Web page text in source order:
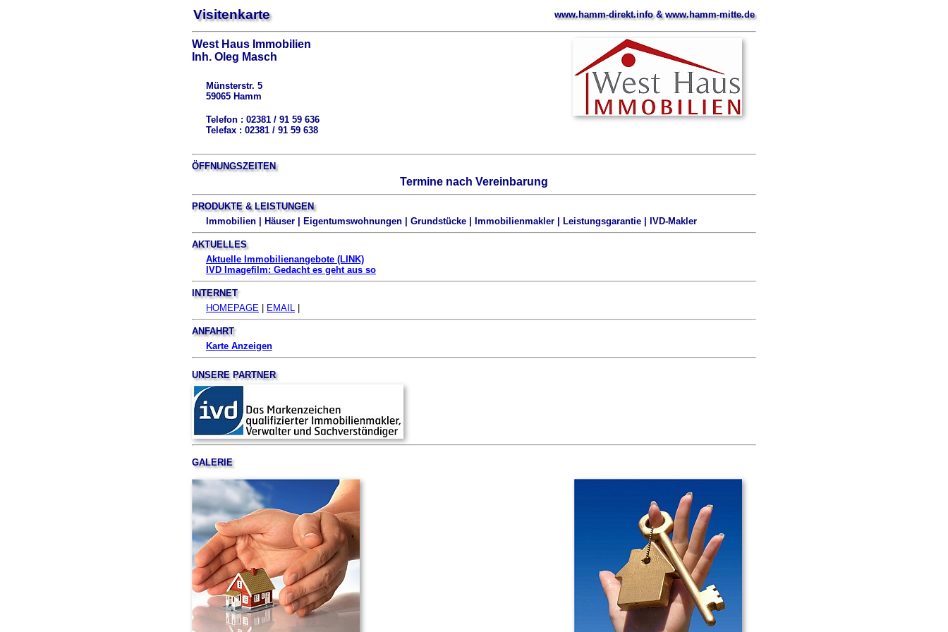
Visitenkarte www.hamm-direkt.info & www.hamm-mitte.de
West Haus Immobilien
Inh. Oleg Masch
Münsterstr. 5
59065 Hamm
Telefon : 02381 / 91 59 636
Telefax : 02381 / 91 59 638
ÖFFNUNGSZEITEN
Termine nach Vereinbarung
PRODUKTE & LEISTUNGEN
Immobilien | Häuser | Eigentumswohnungen | Grundstücke | Immobilienmakler | Leistungsgarantie | IVD-Makler
AKTUELLES
Aktuelle Immobilienangebote (LINK)
IVD Imagefilm: Gedacht es geht aus so
INTERNET
HOMEPAGE
EMAIL
ANFAHRT
Karte Anzeigen
UNSERE PARTNER
GALERIE